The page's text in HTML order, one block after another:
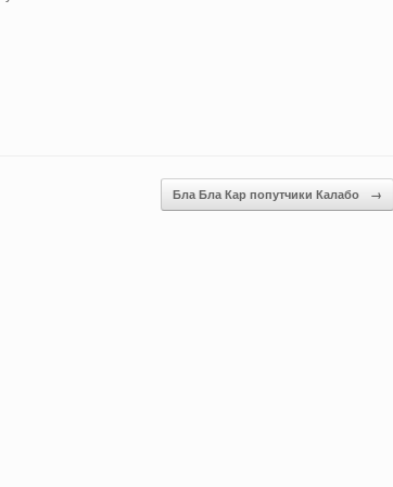
Бла Бла Кар попутчики Калабо →